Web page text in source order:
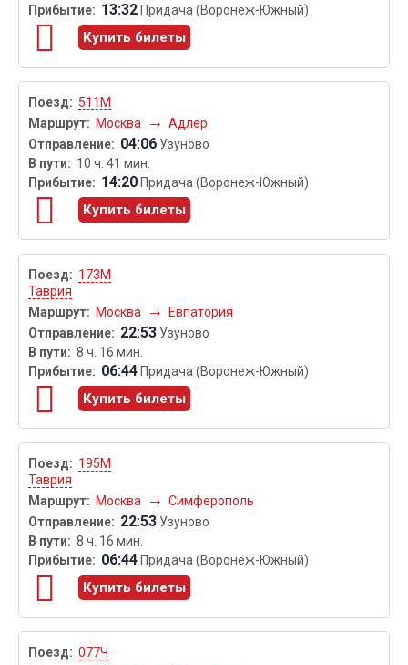
13:32 Придача (Воронеж-Южный)
Купить билеты
511М
Москва
→ Адлер
04:06 Узуново
10 ч. 41 мин.
14:20 Придача (Воронеж-Южный)
Купить билеты
173М
Таврия
Москва
→ Евпатория
22:53 Узуново
8 ч. 16 мин.
06:44 Придача (Воронеж-Южный)
Купить билеты
195М
Таврия
Москва
→ Симферополь
22:53 Узуново
8 ч. 16 мин.
06:44 Придача (Воронеж-Южный)
Купить билеты
077Ч